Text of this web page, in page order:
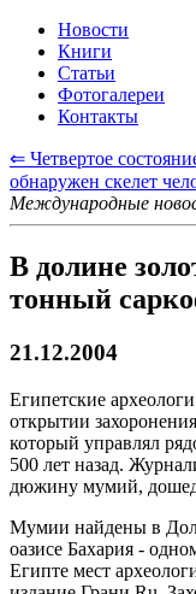
Новости
Книги
Статьи
Фотогалереи
Контакты
⇐ Четвертое
обнаружен скелет
Международные
В долине
тонный
21.12.2004
Египетские
открытии
который управлял
500 лет назад.
дюжину мумий,
Мумии найдены в
оазисе Бахария -
Египте мест